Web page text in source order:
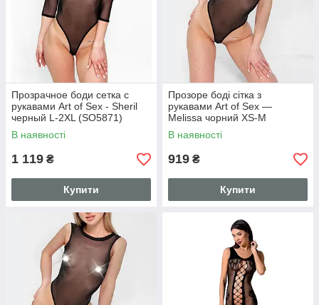
Прозрачное боди сетка с
рукавами Art of Sex - Sheril
черный L-2XL (SO5871)
В наявності
1 119 ₴
Купити
Прозоре боді сітка з
рукавами Art of Sex —
Melissa чорний XS-M
(SO5872)
В наявності
919 ₴
Купити